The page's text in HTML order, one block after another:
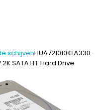
schijvenHUA721010KLA330-
SATA LFF Hard Drive